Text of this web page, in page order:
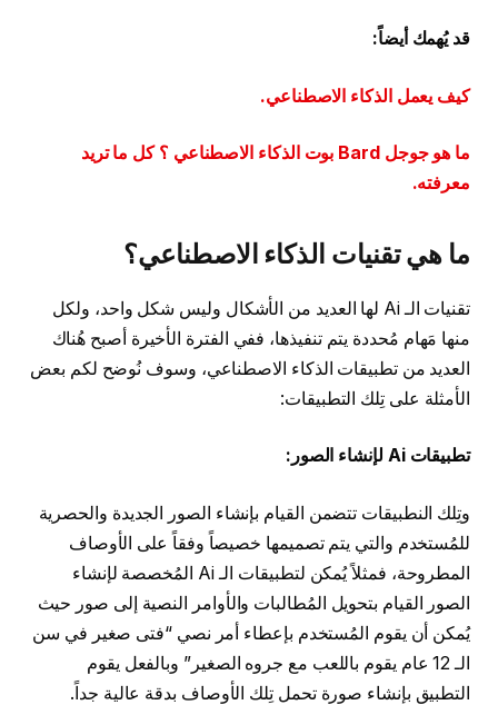
قد يُهمك أيضاً:
كيف يعمل الذكاء الاصطناعي.
ما هو جوجل Bard بوت الذكاء الاصطناعي ؟ كل ما تريد
معرفته.
ما هي تقنيات الذكاء الاصطناعي؟
تقنيات الـ Ai لها العديد من الأشكال وليس شكل واحد، ولكل
منها مَهام مُحددة يتم تنفيذها، ففي الفترة الأخيرة أصبح هُناك
العديد من تطبيقات الذكاء الاصطناعي، وسوف نُوضح لكم بعض
الأمثلة على تِلك التطبيقات:
تطبيقات Ai لإنشاء الصور:
وتِلك النطبيقات تتضمن القيام بإنشاء الصور الجديدة والحصرية
للمُستخدم والتي يتم تصميمها خصيصاً وفقاً على الأوصاف
المطروحة، فمثلاً يُمكن لتطبيقات الـ Ai المُخصصة لإنشاء
الصور القيام بتحويل المُطالبات والأوامر النصية إلى صور حيث
يُمكن أن يقوم المُستخدم بإعطاء أمر نصي “فتى صغير في سن
الـ 12 عام يقوم باللعب مع جروه الصغير” وبالفعل يقوم
التطبيق بإنشاء صورة تحمل تِلك الأوصاف بدقة عالية جداً.